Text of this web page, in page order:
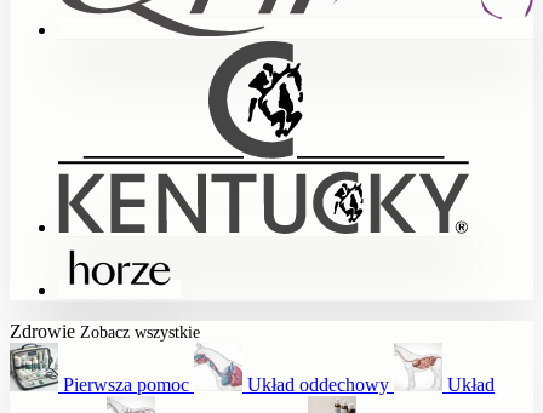
Zdrowie Zobacz wszystkie
Pierwsza pomoc Układ oddechowy Układ